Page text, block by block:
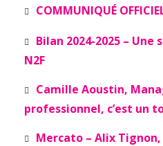
COMMUNIQUÉ
Bilan 2024-2025 – Une
N2F
Camille Aoustin,
professionnel, c’est un
Mercato – Alix